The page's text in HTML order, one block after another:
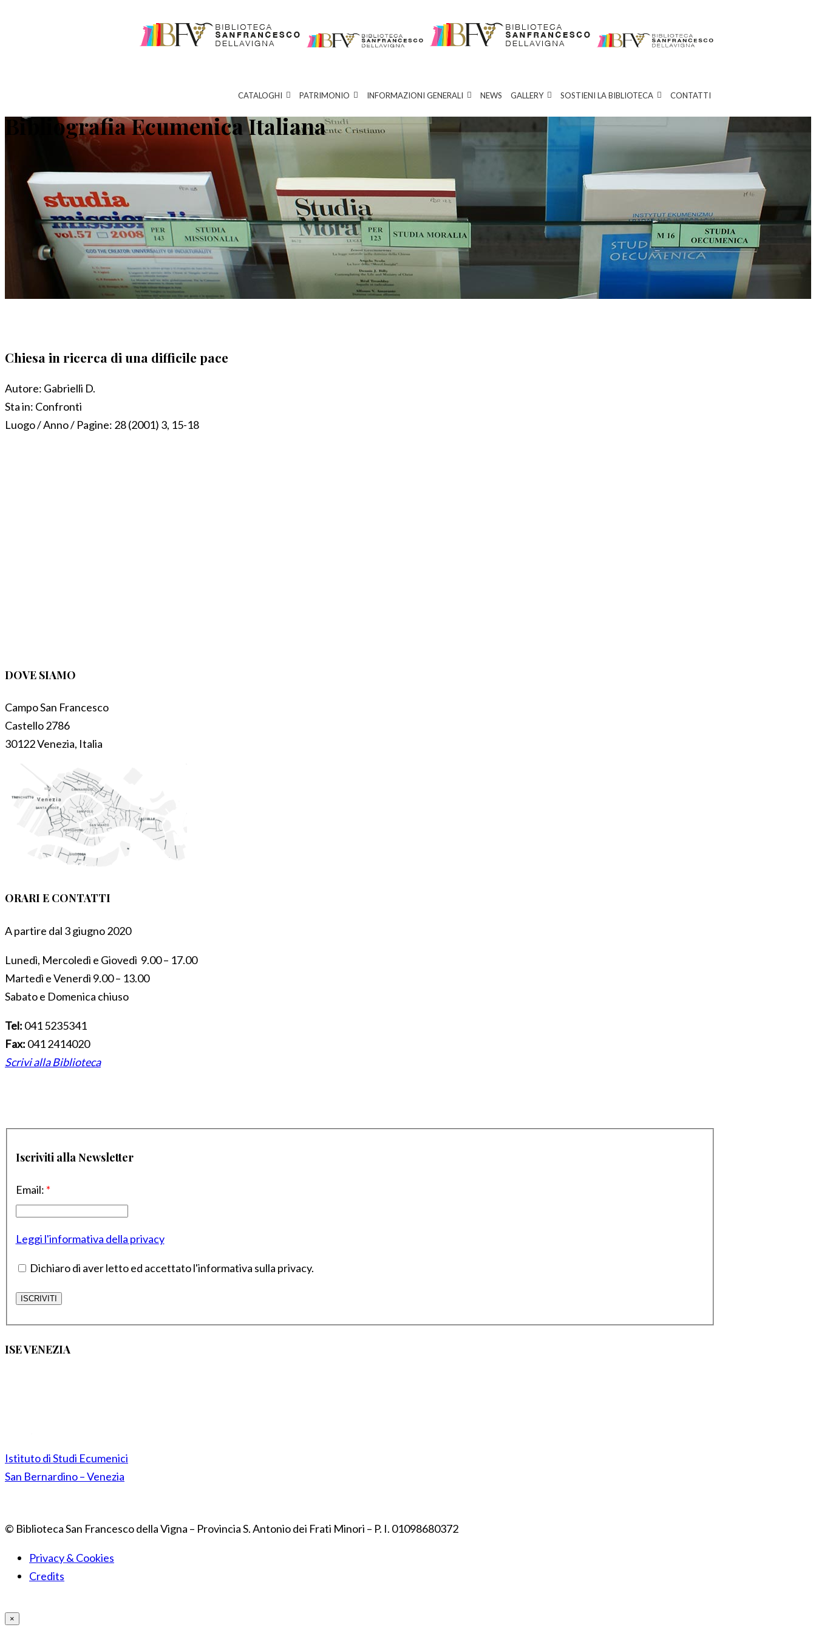
CATALOGHI PATRIMONIO INFORMAZIONI GENERALI NEWS GALLERY SOSTIENI LA BIBLIOTECA CONTATTI
Bibliografia Ecumenica Italiana
Chiesa in ricerca di una difficile pace
Autore: Gabrielli D.
Sta in: Confronti
Luogo / Anno / Pagine: 28 (2001) 3, 15-18
DOVE SIAMO
Campo San Francesco
Castello 2786
30122 Venezia, Italia
ORARI E CONTATTI
A partire dal 3 giugno 2020
Lunedì, Mercoledì e Giovedì 9.00 – 17.00
Martedì e Venerdì 9.00 – 13.00
Sabato e Domenica chiuso
Tel: 041 5235341
Fax: 041 2414020
Scrivi alla Biblioteca
Iscriviti alla Newsletter
Email: *
Leggi l'informativa della privacy
Dichiaro di aver letto ed accettato l'informativa sulla privacy.
ISE VENEZIA
Istituto di Studi Ecumenici
San Bernardino – Venezia
© Biblioteca San Francesco della Vigna – Provincia S. Antonio dei Frati Minori – P. I. 01098680372
Privacy & Cookies
Credits
×